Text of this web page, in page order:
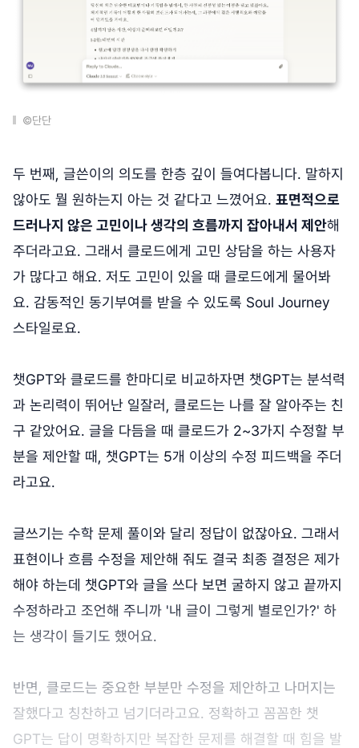
©단단
두 번째, 글쓴이의 의도를 한층 깊이 들여다봅니다. 말하지
않아도 뭘 원하는지 아는 것 같다고 느꼈어요. 표면적으로
드러나지 않은 고민이나 생각의 흐름까지 잡아내서 제안해
주더라고요. 그래서 클로드에게 고민 상담을 하는 사용자
가 많다고 해요. 저도 고민이 있을 때 클로드에게 물어봐
요. 감동적인 동기부여를 받을 수 있도록 Soul Journey
스타일로요.
챗GPT와 클로드를 한마디로 비교하자면 챗GPT는 분석력
과 논리력이 뛰어난 일잘러, 클로드는 나를 잘 알아주는 친
구 같았어요. 글을 다듬을 때 클로드가 2~3가지 수정할 부
분을 제안할 때, 챗GPT는 5개 이상의 수정 피드백을 주더
라고요.
글쓰기는 수학 문제 풀이와 달리 정답이 없잖아요. 그래서
표현이나 흐름 수정을 제안해 줘도 결국 최종 결정은 제가
해야 하는데 챗GPT와 글을 쓰다 보면 굴하지 않고 끝까지
수정하라고 조언해 주니까 '내 글이 그렇게 별로인가?' 하
는 생각이 들기도 했어요.
반면, 클로드는 중요한 부분만 수정을 제안하고 나머지는
잘했다고 칭찬하고 넘기더라고요. 정확하고 꼼꼼한 챗
GPT는 답이 명확하지만 복잡한 문제를 해결할 때 힘을 발